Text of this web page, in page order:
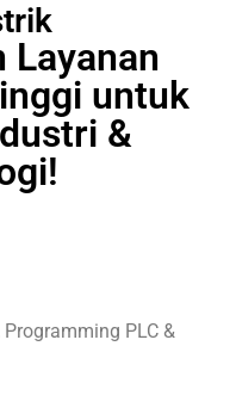
Layanan
untuk
&
PLC &